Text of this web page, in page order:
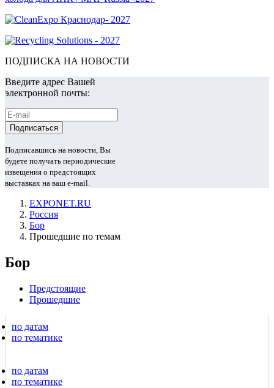
ПОДПИСКА НА НОВОСТИ
Введите адрес Вашей
электронной почты:
Подписавшись на новости, Вы
будете получать периодические
извещения о предстоящих
выставках на ваш e-mail.
EXPONET.RU
Россия
Бор
Прошедшие по темам
Бор
Предстоящие
Прошедшие
по датам
по тематике
по датам
по тематике